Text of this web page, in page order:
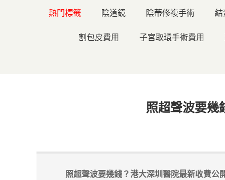
熱門標籤 陰道鏡 陰蒂修複手術 結
割包皮費用 子宮取環手術費用
照超聲波要幾
照超聲波要幾錢？港大深圳醫院最新收費公